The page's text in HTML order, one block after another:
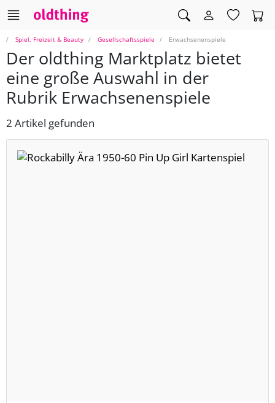
Spiel, Freizeit & Beauty Gesellschaftsspiele Erwachsenenspiele
Der oldthing Marktplatz bietet
eine große Auswahl in der
Rubrik Erwachsenenspiele
2 Artikel gefunden